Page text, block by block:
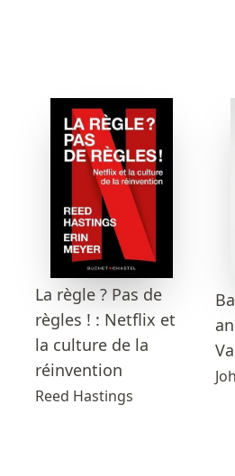
La règle ? Pas de
règles ! : Netflix et
la culture de la
réinvention
Reed Hastings